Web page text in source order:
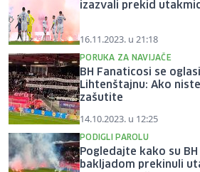
izazvali prekid
16.11.2023. u 21:18
PORUKA ZA NAVIJAČE
BH Fanaticosi se
Lihtenštajnu: Ako
zašutite
14.10.2023. u 12:25
PODIGLI PAROLU
Pogledajte kako su BH
bakljadom prekinuli